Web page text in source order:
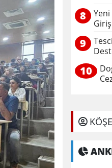
8
9
10
KÖŞE